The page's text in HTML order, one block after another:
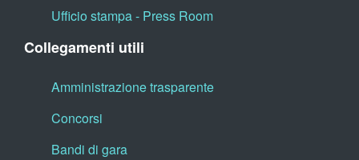
Ufficio stampa - Press Room
Collegamenti utili
Amministrazione trasparente
Concorsi
Bandi di gara